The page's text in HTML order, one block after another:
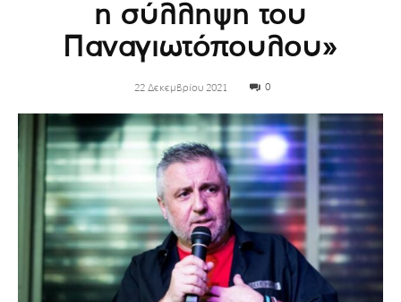
η σύλληψη του
Παναγιωτόπουλου»
22 Δεκεμβρίου 2021 0